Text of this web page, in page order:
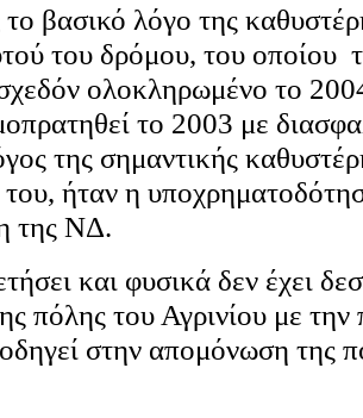
βασικό λόγο της
του δρόμου, του οποίου
ολοκληρωμένο το
το 2003 με
της σημαντικής
ήταν η
της ΝΔ.
και φυσικά δεν έχει
πόλης του Αγρινίου με
στην απομόνωση της